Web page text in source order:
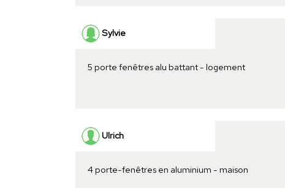
Sylvie
5 porte fenêtres alu battant - logement
Ulrich
4 porte-fenêtres en aluminium - maison